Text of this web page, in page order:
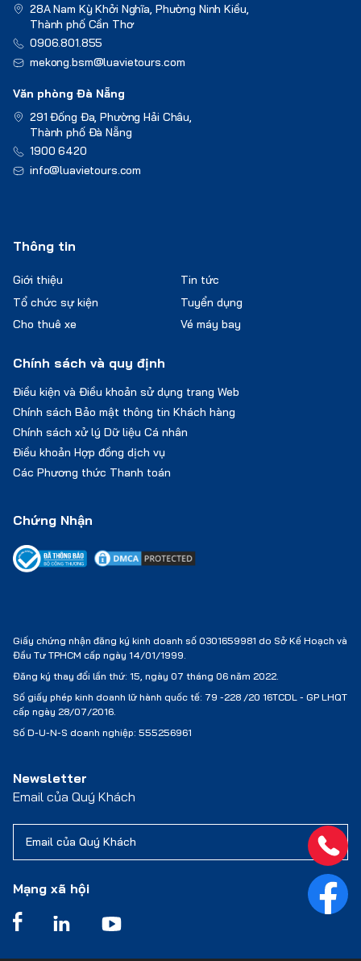
Chứng Nhận
Giấy chứng nhận đăng ký kinh doanh số 0301659981 do Sở Kế Hoạch và
Đầu Tư TPHCM cấp ngày 14/01/1999.
Đăng ký thay đổi lần thứ: 15, ngày 07 tháng 06 năm 2022.
Số giấy phép kinh doanh lữ hành quốc tế: 79 -228 /20 16TCDL - GP LHQT
cấp ngày 28/07/2016.
Số D-U-N-S doanh nghiệp: 555256961
28A Nam Kỳ Khởi Nghĩa, Phường Ninh Kiều,
Thành phố Cần Thơ
0906.801.855
mekong.bsm@luavietours.com
Văn phòng Đà Nẵng
291 Đống Đa, Phường Hải Châu,
Thành phố Đà Nẵng
1900 6420
info@luavietours.com
Thông tin
Giới thiệu
Tổ chức sự kiện
Cho thuê xe
Vé máy bay
Tin tức
Tuyển dụng
Chính sách và quy định
Điều kiện và Điều khoản sử dụng trang Web
Chính sách Bảo mật thông tin Khách hàng
Chính sách xử lý Dữ liệu Cá nhân
Điều khoản Hợp đồng dịch vụ
Các Phương thức Thanh toán
Newsletter
Email của Quý Khách
Mạng xã hội